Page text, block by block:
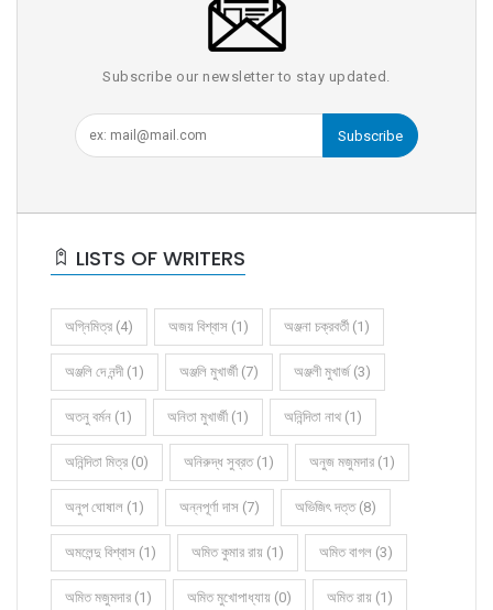
Subscribe our newsletter to stay updated.
Subscribe
LISTS OF WRITERS
অগ্নিমিত্র (4) অজয় বিশ্বাস (1) অঞ্জনা চক্রবর্তী (1)
অঞ্জলি দে নন্দী (1) অঞ্জলি মুখার্জী (7) অঞ্জলী মুখার্জ (3)
অতনু বর্মন (1) অনিতা মুখার্জী (1) অনিন্দিতা নাথ (1)
অনিন্দিতা মিত্র (0) অনিরুদ্ধ সুব্রত (1) অনুজ মজুমদার (1)
অনুপ ঘোষাল (1) অন্নপূর্ণা দাস (7) অভিজিৎ দত্ত (8)
অমলেন্দু বিশ্বাস (1) অমিত কুমার রায় (1) অমিত বাগল (3)
অমিত মজুমদার (1) অমিত মুখোপাধ্যায় (0) অমিত রায় (1)